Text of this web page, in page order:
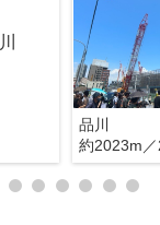
品川
約2023m